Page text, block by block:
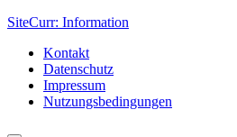
SiteCurr: Information
Kontakt
Datenschutz
Impressum
Nutzungsbedingungen